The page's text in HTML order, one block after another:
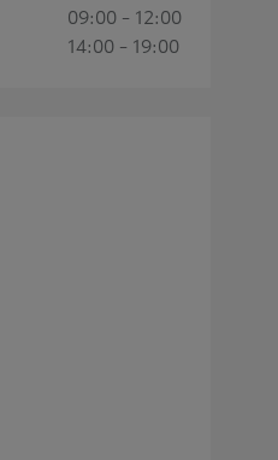
09:00 - 12:00
14:00 - 19:00